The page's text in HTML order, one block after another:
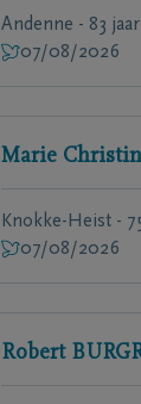
Andenne - 83 jaar
07/08/2026
Marie
Knokke-Heist -
07/08/2026
Robert